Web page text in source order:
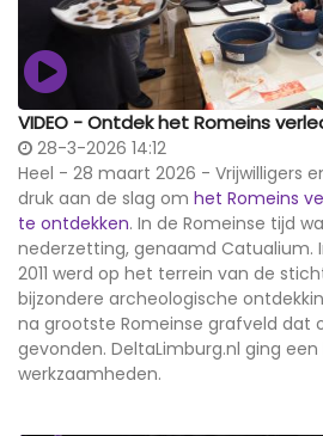
VIDEO - Ontdek het Romeins
28-3-2026 14:12
Heel - 28 maart 2026 - Vrijwilligers
druk aan de slag om het Romeins
te ontdekken. In de Romeinse tijd
nederzetting, genaamd Catualium.
2011 werd op het terrein van de
bijzondere archeologische
na grootste Romeinse grafveld dat
gevonden. DeltaLimburg.nl ging
werkzaamheden.